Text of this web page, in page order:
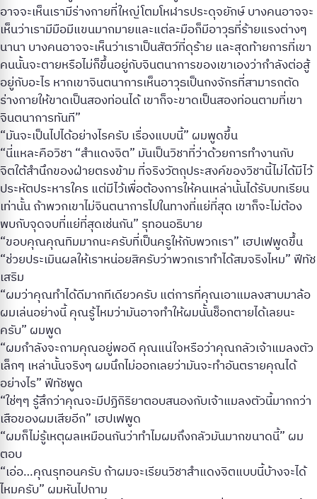
อาจจะเห็นเรามีร่างกายที่ใหญ่โตมโหฬารประดุจยักษ์ บางคนอาจจะ
เห็นว่าเรามีมือมีแขนมากมายและแต่ละมือก็มีอาวุธที่ร้ายแรงต่างๆ
นานา บางคนอาจจะเห็นว่าเราเป็นสัตว์ที่ดุร้าย และสุดท้ายการที่เขา
คนนั้นจะตายหรือไม่ก็ขึ้นอยู่กับจินตนาการของเขาเองว่ากำลังต่อสู้
อยู่กับอะไร หากเขาจินตนาการเห็นอาวุธเป็นกงจักรที่สามารถตัด
ร่างกายให้ขาดเป็นสองท่อนได้ เขาก็จะขาดเป็นสองท่อนตามที่เขา
จินตนาการทันที”
“มันจะเป็นไปได้อย่างไรครับ เรื่องแบบนี้” ผมพูดขึ้น
“นี่แหละคือวิชา “สำแดงจิต” มันเป็นวิชาที่ว่าด้วยการทำงานกับ
จิตใต้สำนึกของฝ่ายตรงข้าม ที่จริงวัตถุประสงค์ของวิชานี้ไม่ได้มีไว้
ประหัตประหารใคร แต่มีไว้เพื่อต้องการให้คนเหล่านั้นได้รับบทเรียน
เท่านั้น ถ้าพวกเขาไม่จินตนาการไปในทางที่แย่ที่สุด เขาก็จะไม่ต้อง
พบกับจุดจบที่แย่ที่สุดเช่นกัน” รุทอนอธิบาย
“ขอบคุณคุณทิมมากนะครับที่เป็นครูให้กับพวกเรา” เฮปเฟพูดขึ้น
“ช่วยประเมินผลให้เราหน่อยสิครับว่าพวกเราทำได้สมจริงไหม” ฟีทัช
เสริม
“ผมว่าคุณทำได้ดีมากทีเดียวครับ แต่การที่คุณเอาแมลงสาบมาล้อ
ผมเล่นอย่างนี้ คุณรู้ไหมว่ามันอาจทำให้ผมนั้นช็อกตายได้เลยนะ
ครับ” ผมพูด
“ผมกำลังจะถามคุณอยู่พอดี คุณแน่ใจหรือว่าคุณกลัวเจ้าแมลงตัว
เล็กๆ เหล่านั้นจริงๆ ผมนึกไม่ออกเลยว่ามันจะทำอันตรายคุณได้
อย่างไร” ฟีทัชพูด
“ใช่ๆๆ รู้สึกว่าคุณจะมีปฏิกิริยาตอบสนองกับเจ้าแมลงตัวนี้มากกว่า
เสือของผมเสียอีก” เฮปเฟพูด
“ผมก็ไม่รู้เหตุผลเหมือนกันว่าทำไมผมถึงกลัวมันมากขนาดนี้” ผม
ตอบ
“เอ่อ…คุณรุทอนครับ ถ้าผมจะเรียนวิชาสำแดงจิตแบบนี้บ้างจะได้
ไหมครับ” ผมหันไปถาม